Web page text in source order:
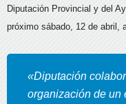
Diputación Provincial y del
próximo sábado, 12 de abril,
«Diputación
organización de un